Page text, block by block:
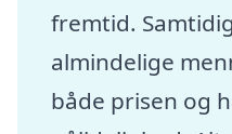
fremtid.
almindelige
både prisen og